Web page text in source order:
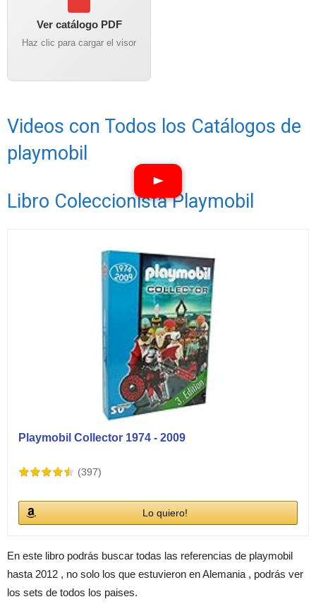
Ver catálogo PDF
Haz clic para cargar el visor
Videos con Todos los Catálogos de
playmobil
Libro Coleccionista Playmobil
Playmobil Collector 1974 - 2009
(397)
Lo quiero!
En este libro podrás buscar todas las referencias de playmobil
hasta 2012 , no solo los que estuvieron en Alemania , podrás ver
los sets de todos los paises.